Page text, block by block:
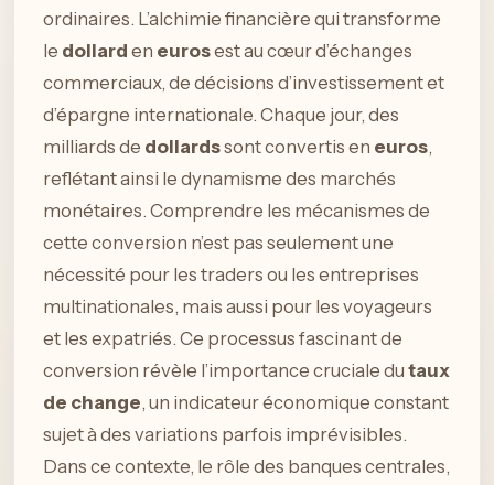
ordinaires. L’alchimie financière qui transforme
le dollard en eurosest au cœur d’échanges
commerciaux, de décisions d’investissement et
d’épargne internationale. Chaque jour, des
milliards de dollardssont convertis en euros,
reflétant ainsi le dynamisme des marchés
monétaires. Comprendre les mécanismes de
cette conversion n’est pas seulement une
nécessité pour les traders ou les entreprises
multinationales, mais aussi pour les voyageurs
et les expatriés. Ce processus fascinant de
conversion révèle l’importance cruciale du taux
de change, un indicateur économique constant
sujet à des variations parfois imprévisibles.
Dans ce contexte, le rôle des banques centrales,